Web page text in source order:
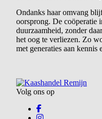
Ondanks haar omvang
oorsprong. De coöperatie
duurzaamheid, zonder
het oog te verliezen. Zo
met generaties aan kennis
Volg ons op